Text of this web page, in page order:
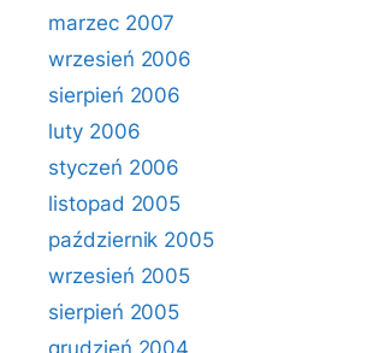
marzec 2007
wrzesień 2006
sierpień 2006
luty 2006
styczeń 2006
listopad 2005
październik 2005
wrzesień 2005
sierpień 2005
grudzień 2004